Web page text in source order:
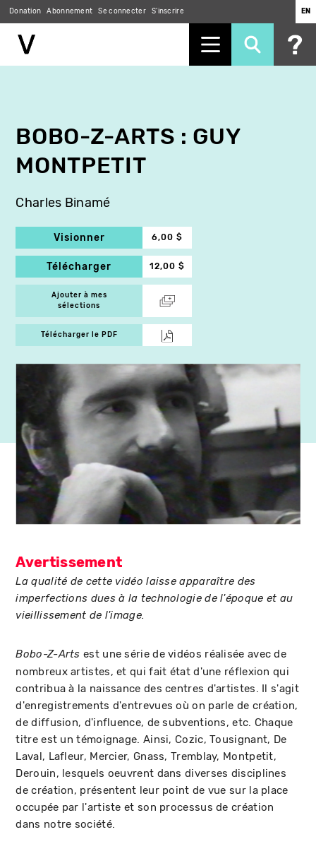
Donation Abonnement Se connecter S'inscrire EN
BOBO-Z-ARTS : GUY
MONTPETIT
Charles Binamé
Visionner 6,00 $
Télécharger 12,00 $
Ajouter à mes
sélections
Télécharger le PDF
Avertissement
La qualité de cette vidéo laisse apparaître des
imperfections dues à la technologie de l'époque et au
vieillissement de l'image.
Bobo-Z-Arts est une série de vidéos réalisée avec de
nombreux artistes, et qui fait état d'une réflexion qui
contribua à la naissance des centres d'artistes. Il s'agit
d'enregistrements d'entrevues où on parle de création,
de diffusion, d'influence, de subventions, etc. Chaque
titre est un témoignage. Ainsi, Cozic, Tousignant, De
Laval, Lafleur, Mercier, Gnass, Tremblay, Montpetit,
Derouin, lesquels oeuvrent dans diverses disciplines
de création, présentent leur point de vue sur la place
occupée par l'artiste et son processus de création
dans notre société.